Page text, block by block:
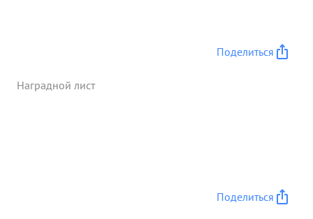
Поделиться
Наградной лист
Поделиться